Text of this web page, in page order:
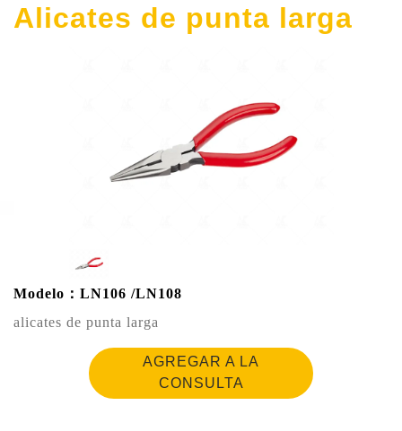
Alicates de punta larga
Modelo：LN106 /LN108
alicates de punta larga
AGREGAR A LA
CONSULTA